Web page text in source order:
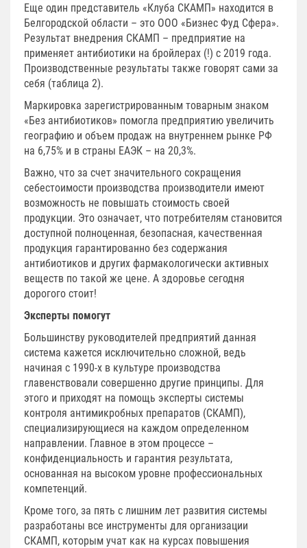
Еще один представитель «Клуба СКАМП» находится в
Белгородской области – это ООО «Бизнес Фуд Сфера».
Результат внедрения СКАМП – предприятие на
применяет антибиотики на бройлерах (!) с 2019 года.
Производственные результаты также говорят сами за
себя (таблица 2).
Маркировка зарегистрированным товарным знаком
«Без антибиотиков» помогла предприятию увеличить
географию и объем продаж на внутреннем рынке РФ
на 6,75% и в страны ЕАЭК – на 20,3%.
Важно, что за счет значительного сокращения
себестоимости производства производители имеют
возможность не повышать стоимость своей
продукции. Это означает, что потребителям становится
доступной полноценная, безопасная, качественная
продукция гарантированно без содержания
антибиотиков и других фармакологически активных
веществ по такой же цене. А здоровье сегодня
дорогого стоит!
Эксперты помогут
Большинству руководителей предприятий данная
система кажется исключительно сложной, ведь
начиная с 1990-х в культуре производства
главенствовали совершенно другие принципы. Для
этого и приходят на помощь эксперты системы
контроля антимикробных препаратов (СКАМП),
специализирующиеся на каждом определенном
направлении. Главное в этом процессе –
конфиденциальность и гарантия результата,
основанная на высоком уровне профессиональных
компетенций.
Кроме того, за пять с лишним лет развития системы
разработаны все инструменты для организации
СКАМП, которым учат как на курсах повышения